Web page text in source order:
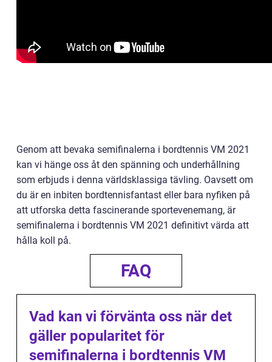
Genom att bevaka semifinalerna i bordtennis VM 2021
kan vi hänge oss åt den spänning och underhållning
som erbjuds i denna världsklassiga tävling. Oavsett om
du är en inbiten bordtennisfantast eller bara nyfiken på
att utforska detta fascinerande sportevenemang, är
semifinalerna i bordtennis VM 2021 definitivt värda att
hålla koll på.
FAQ
Vad kan vi förvänta oss när det
gäller popularitet för
semifinalerna i bordtennis VM